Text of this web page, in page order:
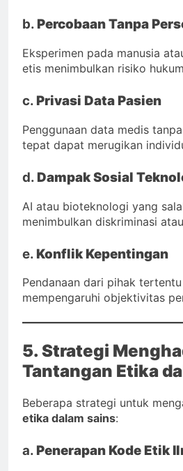
b. Percobaan Tanpa
Eksperimen pada manusia
etis menimbulkan risiko
c. Privasi Data Pasien
Penggunaan data medis
tepat dapat merugikan
d. Dampak Sosial
AI atau bioteknologi yang
menimbulkan diskriminasi
e. Konflik Kepentingan
Pendanaan dari pihak
mempengaruhi objektivitas
5. Strategi
Tantangan Etika
Beberapa strategi untuk
etika dalam sains:
a. Penerapan Kode Etik